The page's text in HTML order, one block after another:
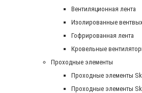
Вентиляционная лента
Изолированные
Гофрированная лента
Кровельные
Проходные элементы
Проходные элементы
Проходные элементы